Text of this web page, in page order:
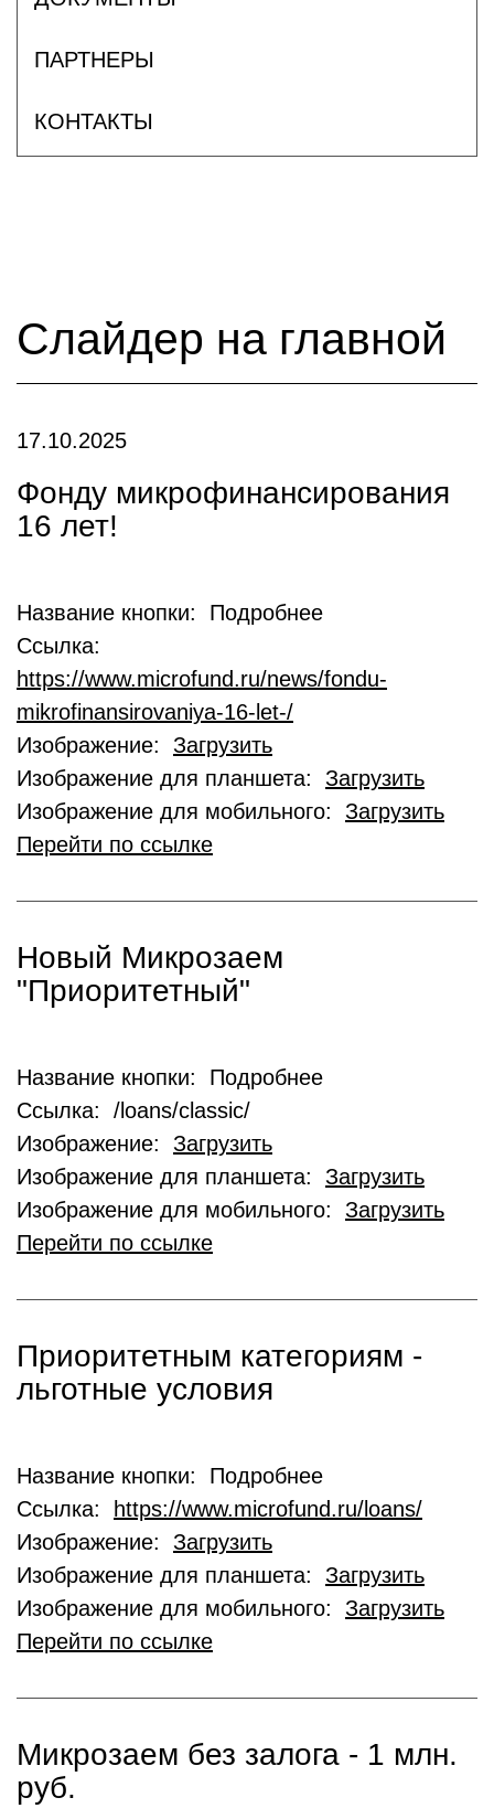
ПАРТНЕРЫ
КОНТАКТЫ
Слайдер на главной
17.10.2025
Фонду микрофинансирования
16 лет!
Название кнопки: Подробнее
Ссылка:
https://www.microfund.ru/news/fondu-
mikrofinansirovaniya-16-let-/
Изображение: Загрузить
Изображение для планшета: Загрузить
Изображение для мобильного: Загрузить
Перейти по ссылке
Новый Микрозаем
"Приоритетный"
Название кнопки: Подробнее
Ссылка: /loans/classic/
Изображение: Загрузить
Изображение для планшета: Загрузить
Изображение для мобильного: Загрузить
Перейти по ссылке
Приоритетным категориям -
льготные условия
Название кнопки: Подробнее
Ссылка:
https://www.microfund.ru/loans/
Изображение: Загрузить
Изображение для планшета: Загрузить
Изображение для мобильного: Загрузить
Перейти по ссылке
Микрозаем без залога - 1 млн.
руб.